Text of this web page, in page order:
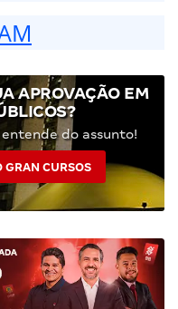
APROVAÇÃO EM
do assunto!
GRAN CURSOS